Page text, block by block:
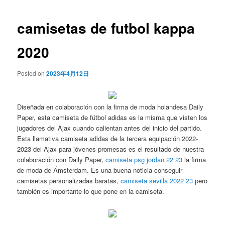
camisetas de futbol kappa
2020
Posted on2023年4月12日
Diseñada en colaboración con la firma de moda holandesa Daily
Paper, esta camiseta de fútbol adidas es la misma que visten los
jugadores del Ajax cuando calientan antes del inicio del partido.
Esta llamativa camiseta adidas de la tercera equipación 2022-
2023 del Ajax para jóvenes promesas es el resultado de nuestra
colaboración con Daily Paper,camiseta psg jordan 22 23 la firma
de moda de Ámsterdam. Es una buena noticia conseguir
camisetas personalizadas baratas,camiseta sevilla 2022 23 pero
también es importante lo que pone en la camiseta.